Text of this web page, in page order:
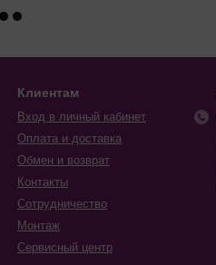
Клиентам
Вход в личный кабинет
Оплата и доставка
Обмен и возврат
Контакты
Сотрудничество
Монтаж
Сервисный центр